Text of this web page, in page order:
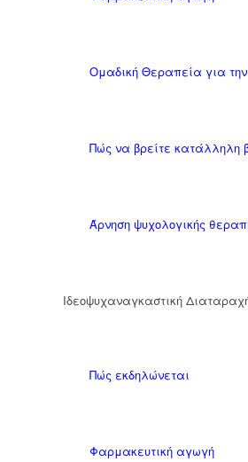
Ομαδική Θεραπεία για
Πώς να βρείτε κατάλληλη
Άρνηση ψυχολογικής
Ιδεοψυχαναγκαστική
Πώς εκδηλώνεται
Φαρμακευτική αγωγή